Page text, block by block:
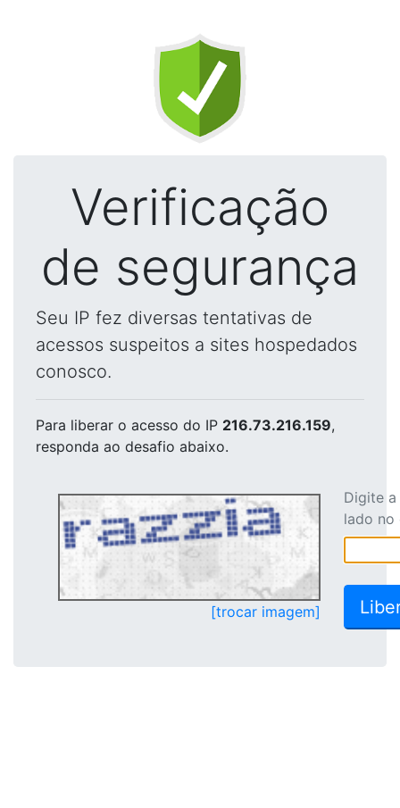
Verificação
de segurança
Seu IP fez diversas tentativas de
acessos suspeitos a sites hospedados
conosco.
Para liberar o acesso do IP 216.73.216.159,
responda ao desafio abaixo.
[trocar imagem]
Digite
lado no